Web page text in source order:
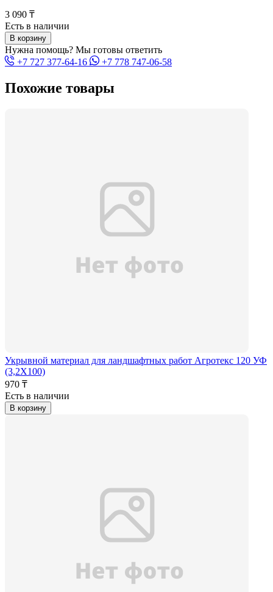
3 090 ₸
Есть в наличии
В корзину
Нужна помощь? Мы готовы ответить
+7 727 377-64-16
+7 778 747-06-58
Похожие товары
Укрывной материал для ландшафтных работ Агротекс 120 УФ
(3,2Х100)
970 ₸
Есть в наличии
В корзину